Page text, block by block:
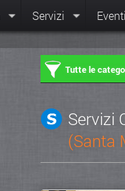
Servizi Eventi
Tutte le
Servizi
(Santa